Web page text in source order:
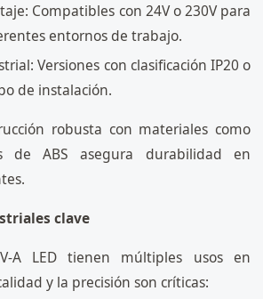
Compatibles con 24V o 230V para
entornos de trabajo.
Versiones con clasificación IP20 o
de instalación.
robusta con materiales como
de ABS asegura durabilidad en
clave
A LED tienen múltiples usos en
y la precisión son críticas: